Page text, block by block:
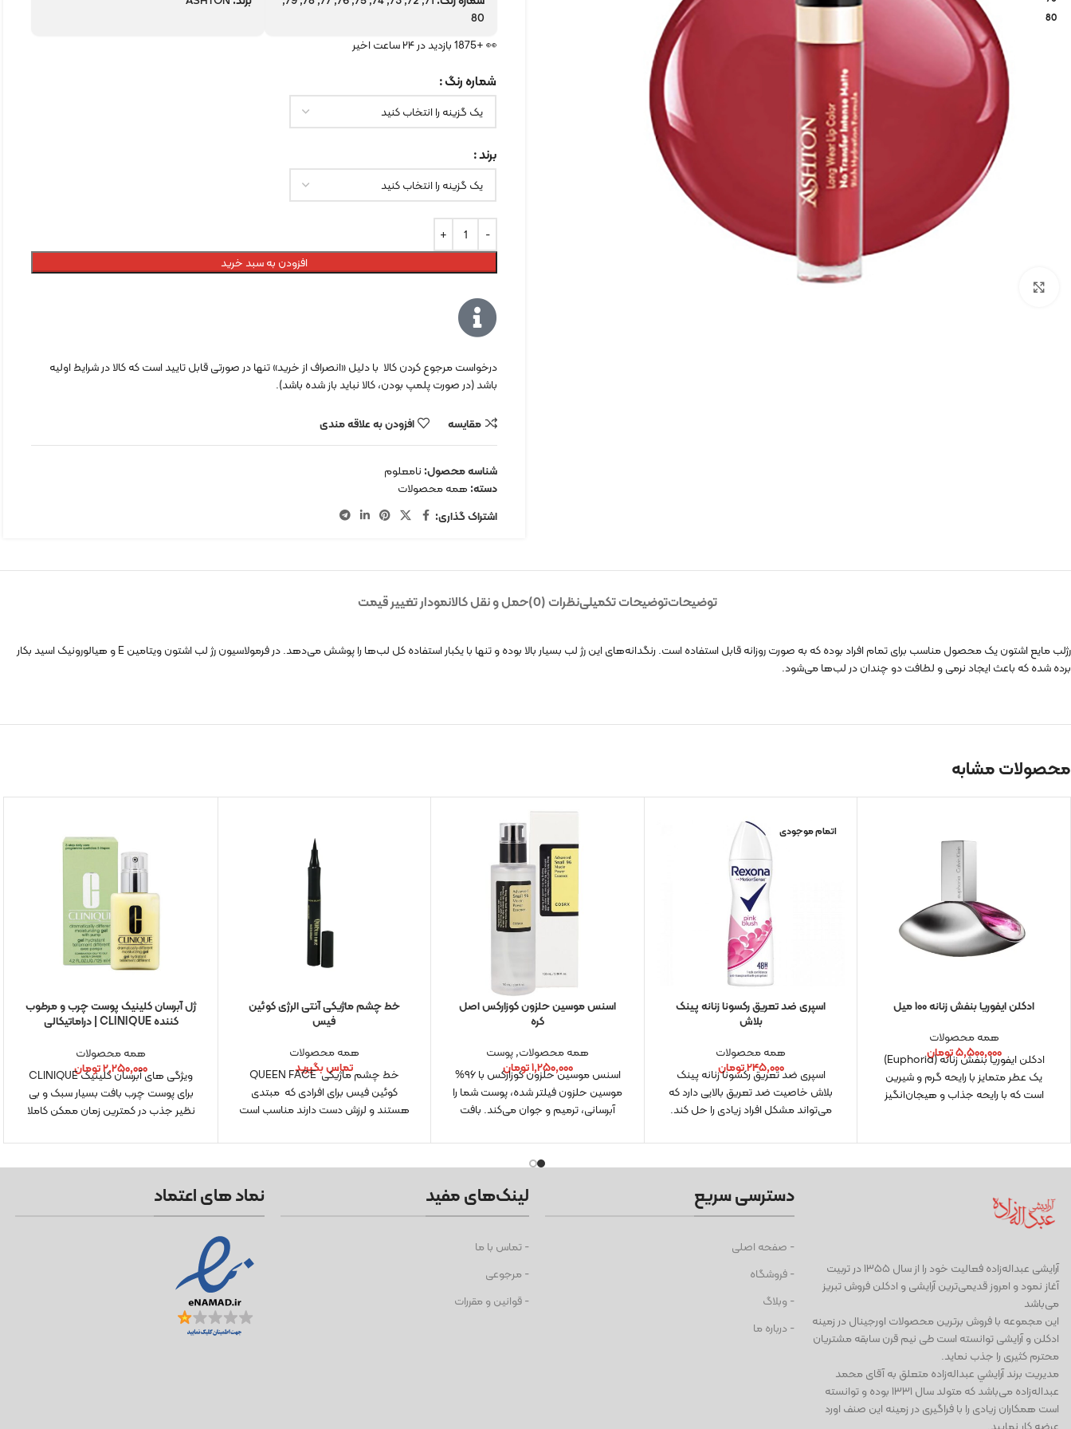
80
80
👀 +1875 بازدید در ۲۴ ساعت اخیر
شماره رنگ
برند
افزودن به سبد خرید
درخواست مرجوع کردن کالا با دلیل «انصراف از خرید» تنها در صورتی قابل تایید است که کالا در شرایط اولیه
باشد (در صورت پلمپ بودن، کالا نباید باز شده باشد).
مقایسه افزودن به علاقه مندی
شناسه محصول: نامعلوم
دسته: همه محصولات
اشتراک گذاری:
توضیحاتتوضیحات تکمیلینظرات (0) حمل و نقل کالانمودار تغییر قیمت
رژلب مایع اشتون یک محصول مناسب برای تمام افراد بوده که به صورت روزانه قابل استفاده است. رنگدانه‌های این رژ لب بسیار بالا بوده و تنها با یکبار استفاده کل لب‌ها را پوشش می‌دهد. در فرمولاسیون رژ لب اشتون ویتامین E و هیالورونیک اسید بکار
برده شده که باعث ایجاد نرمی و لطافت دو چندان در لب‌ها می‌شود.
محصولات مشابه
ادكلن ايفوريا بنفش زنانه ۱۰۰ میل
همه محصولات
۵,۵۰۰,۰۰۰تومان
ادكلن ايفوريا بنفش زنانه (Euphoria)
یک عطر متمایز با رایحه گرم و شیرین
است که با رایحه جذاب و هیجان‌انگیز
اتمام موجودی
اسپری ضد تعریق رکسونا زنانه پینک
بلاش
همه محصولات
۲۴۵,۰۰۰تومان
اسپری ضد تعریق رکسونا زنانه پینک
بلاش خاصیت ضد تعریق بالایی دارد که
می‌تواند مشکل افراد زیادی را حل کند.
اسنس موسین حلزون کوزارکس اصل
کره
همه محصولات,پوست
۱,۲۵۰,۰۰۰تومان
اسنس موسین حلزون کوزارکس با ۹۶%
موسین حلزون فیلتر شده، پوست شما را
آبرسانی، ترمیم و جوان می‌کند. بافت
التهاب و مناسب انواع پوست حتی
حساس. کشف کنید چگونه این اسنس
و بی‌عیب می‌دهد.
خط چشم ماژیکی آنتی الرژی کوئین
فیس
همه محصولات
تماس بگیریدخط چشم ماژیکی QUEEN FACE
کوئین فیس برای افرادی که مبتدی
هستند و لرزش دست دارند مناسب است
ژل آبرسان کلینیک پوست چرب و مرطوب
کننده CLINIQUE | دراماتیکالی
همه محصولات
۲,۲۵۰,۰۰۰تومانویژگی های آبرسان کلینیک CLINIQUE
برای پوست چرب بافت بسیار سبک و بی
نظیر جذب در کمترین زمان ممکن کاملا
آرايشی عبداله‌زاده فعاليت خود را از سال ۱۳۵۵ در تربیت
آغاز نمود و امروز قدیمی‌ترین آرایشی و ادكلن فروش تبریز
می‌باشد
این مجموعه با فروش برترین محصولات اورجینال در زمینه
ادكلن و آرایشی توانسته است طی نيم قرن سابقه مشتریان
محترم كثیری را جذب نمايد.
مديريت برند آرايشي عبداله‌زاده متعلق به آقای محمد
عبداله‌زاده می‌باشد كه متولد سال ١٣٣١ بوده و توانسته
است همكاران زيادی را با فراگيری در زمينه اين صنف اورد
دسترسی سریع
- صفحه اصلی
- فروشگاه
- وبلاگ
- درباره ما
لینک‌های مفید
- تماس با ما
- مرجوعی
- قوانین و مقررات
نماد های اعتماد